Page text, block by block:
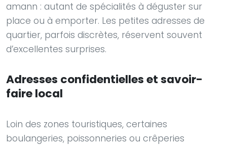
amann : autant de spécialités à déguster sur
place ou à emporter. Les petites adresses de
quartier, parfois discrètes, réservent souvent
d’excellentes surprises.
Adresses confidentielles et savoir-
faire local
Loin des zones touristiques, certaines
boulangeries, poissonneries ou crêperies